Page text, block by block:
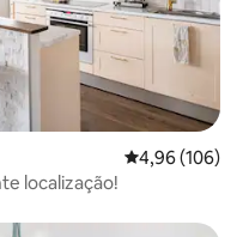
4,96 de uma
4,96 (106)
localização!